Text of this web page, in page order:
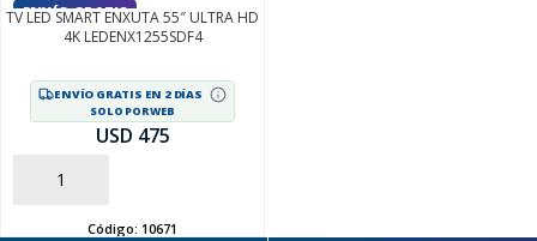
ENVÍO GRATIS
TV LED SMART ENXUTA 55″ ULTRA HD
4K LEDENX1255SDF4
ENVÍO GRATIS EN 2 DÍAS
SOLO POR WEB
USD 475
AÑADIR
Código: 10671
FINALIZÁ TU COMPRA